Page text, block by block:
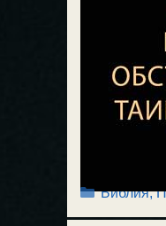
Рубрики
Библия,